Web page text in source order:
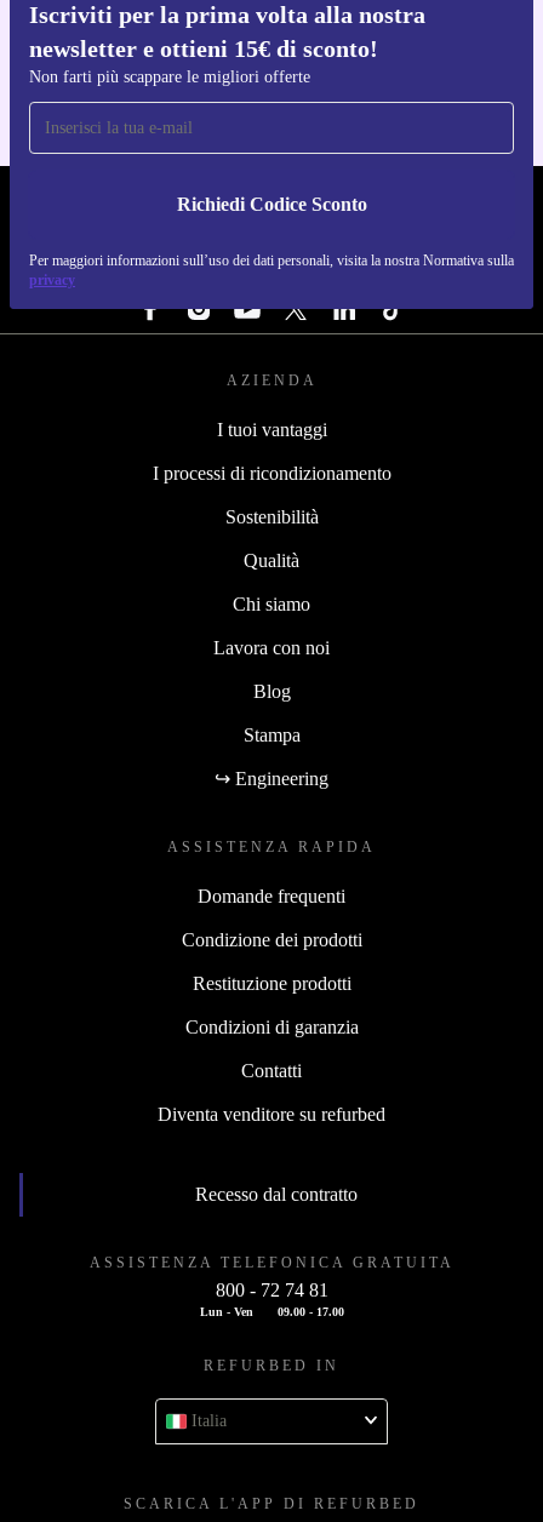
Iscriviti per la prima volta alla nostra
newsletter e ottieni 15€ di sconto!
Non farti più scappare le migliori offerte
Richiedi Codice Sconto
Per maggiori informazioni sull’uso dei dati personali, visita la nostra Normativa sulla
privacy
Scarica l'app di refurbed
Per iOS e Android
REFURBED ITALIA - RETHINK NEW.
SEGUICI SU
AZIENDA
I tuoi vantaggi
I processi di ricondizionamento
Sostenibilità
Qualità
Chi siamo
Lavora con noi
Blog
Stampa
↪ Engineering
ASSISTENZA RAPIDA
Domande frequenti
Condizione dei prodotti
Restituzione prodotti
Condizioni di garanzia
Contatti
Diventa venditore su refurbed
Recesso dal contratto
ASSISTENZA TELEFONICA GRATUITA
800 - 72 74 81
Lun - Ven 09.00 - 17.00
REFURBED IN
Italia
SCARICA L'APP DI REFURBED